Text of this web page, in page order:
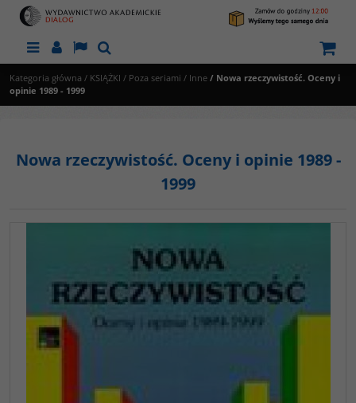
MenuPanelLangSzukaj
Kategoria główna / KSIĄŻKI / Poza seriami / Inne / Nowa rzeczywistość. Oceny i
opinie 1989 - 1999
Nowa rzeczywistość. Oceny i opinie 1989 -
1999